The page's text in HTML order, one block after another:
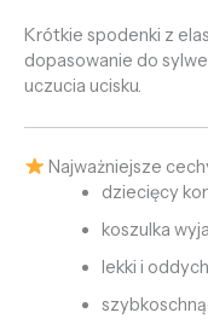
Krótkie spodenki z
dopasowanie do
uczucia ucisku.
Najważniejsze
dziecięcy
koszulka
lekki i